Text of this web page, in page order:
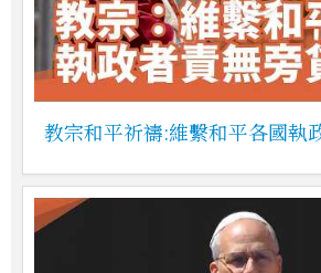
教宗和平祈禱:維繫和平各國執